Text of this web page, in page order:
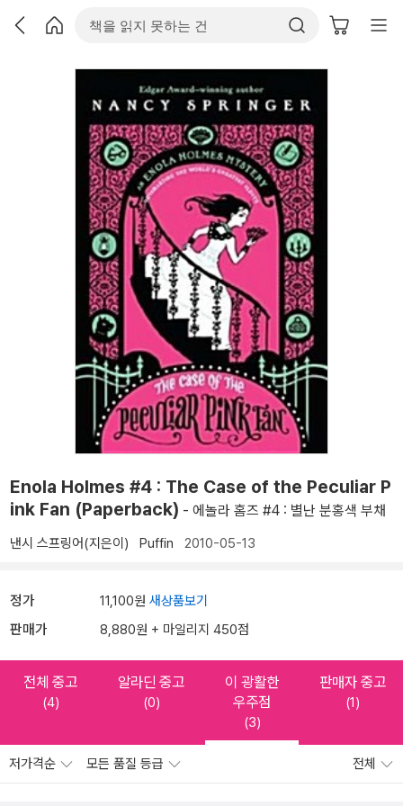
Enola Holmes #4 : The Case of the Peculiar P
ink Fan (Paperback) - 에놀라 홈즈 #4 : 별난 분홍색 부채
낸시 스프링어(지은이) Puffin 2010-05-13
정가 11,100원 새상품보기
판매가 8,880원 + 마일리지 450점
전체 중고
(4)
알라딘 중고
(0)
이 광활한
우주점
(3)
판매자 중고
(1)
저가격순 모든 품질 등급 전체